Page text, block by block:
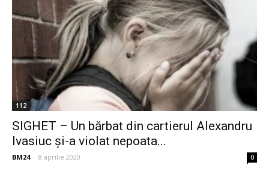
112
SIGHET – Un bărbat din cartierul Alexandru
Ivasiuc și-a violat nepoata...
BM24 - 8 aprilie 2020 0